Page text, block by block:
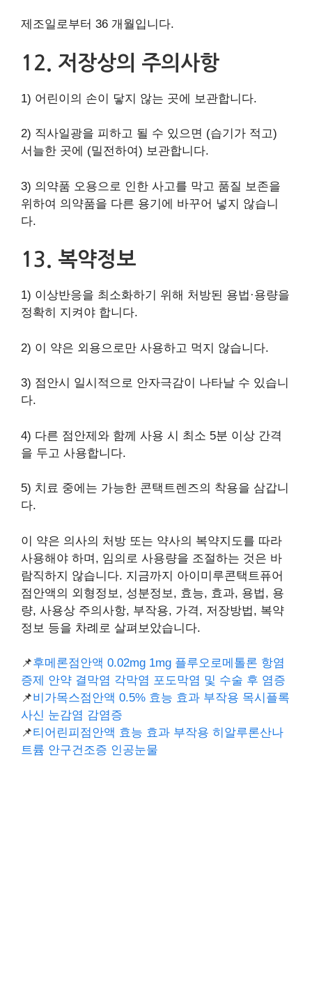
제조일로부터 36 개월입니다.
12. 저장상의 주의사항
1) 어린이의 손이 닿지 않는 곳에 보관합니다.
2) 직사일광을 피하고 될 수 있으면 (습기가 적고)
서늘한 곳에 (밀전하여) 보관합니다.
3) 의약품 오용으로 인한 사고를 막고 품질 보존을
위하여 의약품을 다른 용기에 바꾸어 넣지 않습니
다.
13. 복약정보
1) 이상반응을 최소화하기 위해 처방된 용법·용량을
정확히 지켜야 합니다.
2) 이 약은 외용으로만 사용하고 먹지 않습니다.
3) 점안시 일시적으로 안자극감이 나타날 수 있습니
다.
4) 다른 점안제와 함께 사용 시 최소 5분 이상 간격
을 두고 사용합니다.
5) 치료 중에는 가능한 콘택트렌즈의 착용을 삼갑니
다.
이 약은 의사의 처방 또는 약사의 복약지도를 따라
사용해야 하며, 임의로 사용량을 조절하는 것은 바
람직하지 않습니다. 지금까지 아이미루콘택트퓨어
점안액의 외형정보, 성분정보, 효능, 효과, 용법, 용
량, 사용상 주의사항, 부작용, 가격, 저장방법, 복약
정보 등을 차례로 살펴보았습니다.
📌후메론점안액 0.02mg 1mg 플루오로메톨론 항염
증제 안약 결막염 각막염 포도막염 및 수술 후 염증
📌비가목스점안액 0.5% 효능 효과 부작용 목시플록
사신 눈감염 감염증
📌티어린피점안액 효능 효과 부작용 히알루론산나
트륨 안구건조증 인공눈물